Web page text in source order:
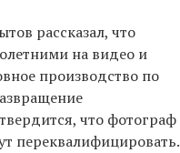
рассказал, что
на видео и
производство по
что фотограф
переквалифицировать.